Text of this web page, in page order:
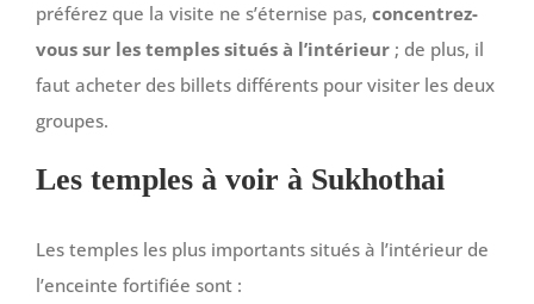
préférez que la visite ne s’éternise pas, concentrez-
vous sur les temples situés à l’intérieur ; de plus, il
faut acheter des billets différents pour visiter les deux
groupes.
Les temples à voir à Sukhothai
Les temples les plus importants situés à l’intérieur de
l’enceinte fortifiée sont :